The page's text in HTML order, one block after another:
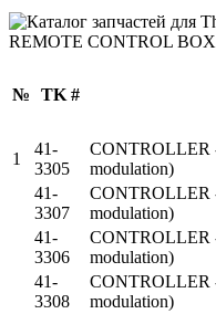
№ TK #
1
41-
3305
CONTROLLER
modulation)
41-
3307
CONTROLLER
modulation)
41-
3306
CONTROLLER
modulation)
41-
3308
CONTROLLER
modulation)